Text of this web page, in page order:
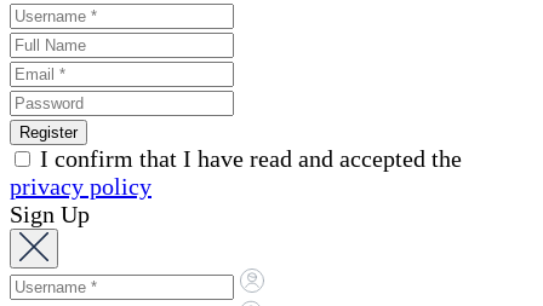
I confirm that I have read and accepted the
privacy policy
Sign Up